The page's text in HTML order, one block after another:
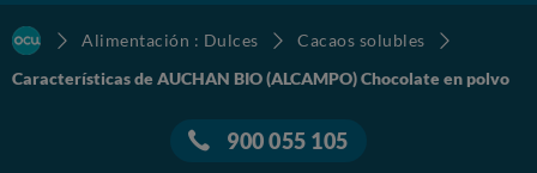
Alimentación : Dulces
Cacaos solubles
Características de AUCHAN BIO (ALCAMPO) Chocolate en polvo
900 055 105